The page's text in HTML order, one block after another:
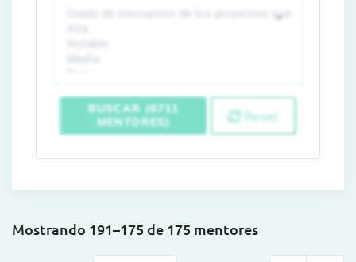
BUSCAR (6711
MENTORES)
Reset
Mostrando 191–175 de 175 mentores